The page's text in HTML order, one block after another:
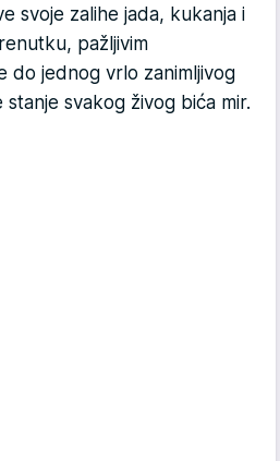
svoje zalihe jada, kukanja i
pažljivim
do jednog vrlo zanimljivog
svakog živog bića mir.